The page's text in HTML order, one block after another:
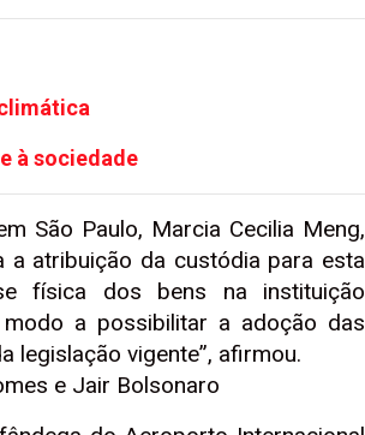
à sociedade
São Paulo, Marcia Cecilia Meng,
a atribuição da custódia para esta
física dos bens na instituição
a possibilitar a adoção das
legislação vigente”, afirmou.
e Jair Bolsonaro